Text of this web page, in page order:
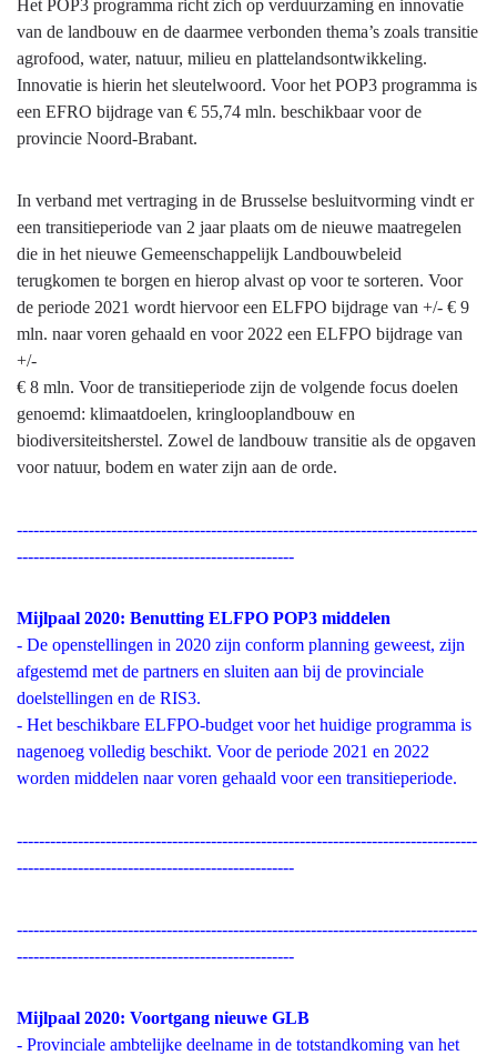
Het POP3 programma richt zich op verduurzaming en innovatie
van de landbouw en de daarmee verbonden thema’s zoals transitie
agrofood, water, natuur, milieu en plattelandsontwikkeling.
Innovatie is hierin het sleutelwoord. Voor het POP3 programma is
een EFRO bijdrage van € 55,74 mln. beschikbaar voor de
provincie Noord-Brabant.
In verband met vertraging in de Brusselse besluitvorming vindt er
een transitieperiode van 2 jaar plaats om de nieuwe maatregelen
die in het nieuwe Gemeenschappelijk Landbouwbeleid
terugkomen te borgen en hierop alvast op voor te sorteren. Voor
de periode 2021 wordt hiervoor een ELFPO bijdrage van +/- € 9
mln. naar voren gehaald en voor 2022 een ELFPO bijdrage van
+/-
€ 8 mln. Voor de transitieperiode zijn de volgende focus doelen
genoemd: klimaatdoelen, kringlooplandbouw en
biodiversiteitsherstel. Zowel de landbouw transitie als de opgaven
voor natuur, bodem en water zijn aan de orde.
-----------------------------------------------------------------------------------
--------------------------------------------------
Mijlpaal 2020: Benutting ELFPO POP3 middelen
- De openstellingen in 2020 zijn conform planning geweest, zijn
afgestemd met de partners en sluiten aan bij de provinciale
doelstellingen en de RIS3.
- Het beschikbare ELFPO-budget voor het huidige programma is
nagenoeg volledig beschikt. Voor de periode 2021 en 2022
worden middelen naar voren gehaald voor een transitieperiode.
-----------------------------------------------------------------------------------
--------------------------------------------------
-----------------------------------------------------------------------------------
--------------------------------------------------
Mijlpaal 2020: Voortgang nieuwe GLB
- Provinciale ambtelijke deelname in de totstandkoming van het